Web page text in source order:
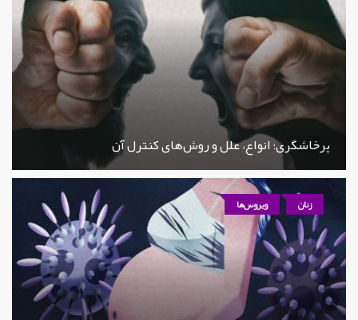
پرخاشگری؛ انواع، علل و روش‌های کنترل آن
زنان ویروس‌ها